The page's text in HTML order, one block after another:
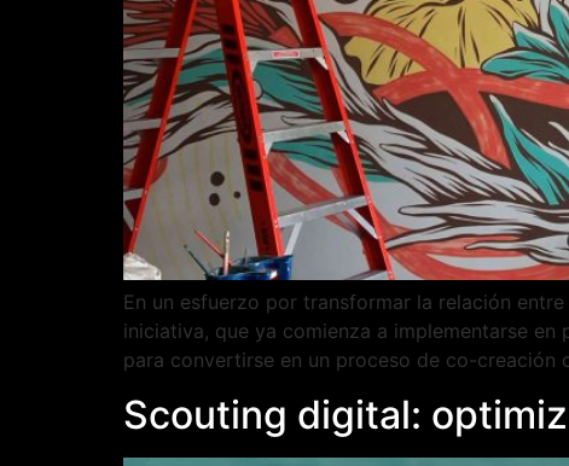
En un esfuerzo por transformar la relación
iniciativa, que ya comienza a implementarse
para convertirse en un proceso de co-creación
Scouting digital: